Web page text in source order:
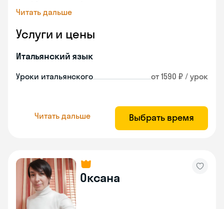
Читать дальше
Услуги и цены
Итальянский язык
Уроки итальянского от 1590 ₽ / урок
Читать дальше Выбрать время
Оксана